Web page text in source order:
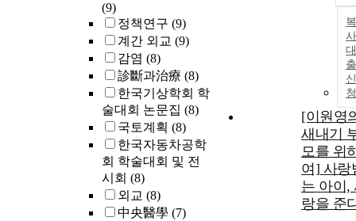
(9)
정책연구 (9)
계간 외교 (9)
감염 (8)
診斷과治療 (8)
한국기상학회 학
술대회 논문집 (8)
국토계획 (8)
한국자동차공학
회 학술대회 및 전
시회 (8)
외교 (8)
中央醫學 (7)
복
대
출
신
청
[이원영
새내기
모를 위
여] 사랑
는 아이,
랑을 준